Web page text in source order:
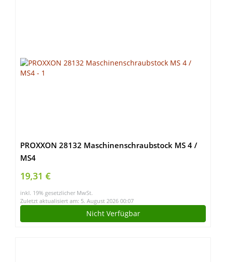
PROXXON 28132 Maschinenschraubstock MS 4 /
MS4
19,31 €
inkl. 19% gesetzlicher MwSt.
Zuletzt aktualisiert am: 5. August 2026 00:07
Nicht Verfügbar